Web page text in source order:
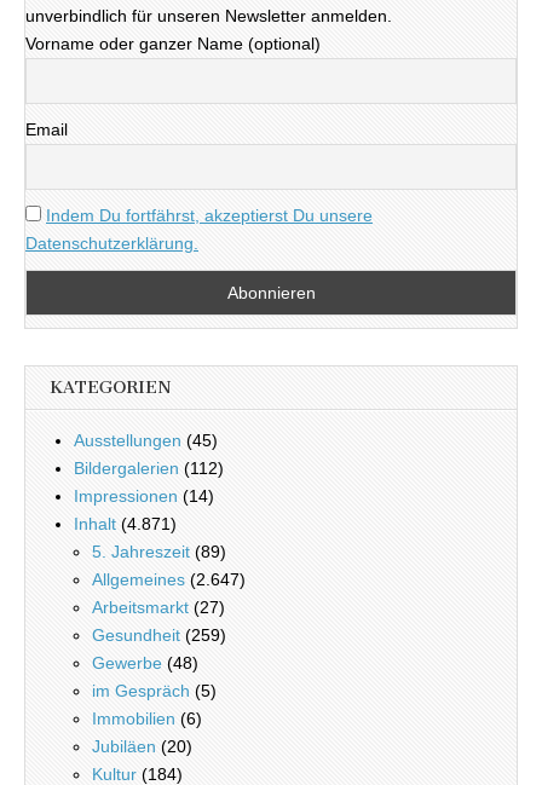
unverbindlich für unseren Newsletter anmelden.
Vorname oder ganzer Name (optional)
Email
Indem Du fortfährst, akzeptierst Du unsere
Datenschutzerklärung.
KATEGORIEN
Ausstellungen (45)
Bildergalerien (112)
Impressionen (14)
Inhalt (4.871)
5. Jahreszeit (89)
Allgemeines (2.647)
Arbeitsmarkt (27)
Gesundheit (259)
Gewerbe (48)
im Gespräch (5)
Immobilien (6)
Jubiläen (20)
Kultur (184)